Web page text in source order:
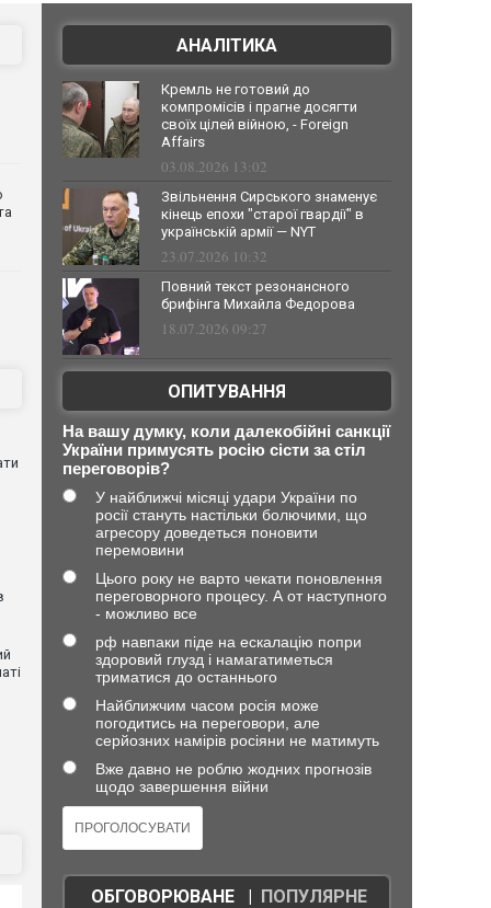
АНАЛІТИКА
Кремль не готовий до
компромісів і прагне досягти
своїх цілей війною, - Foreign
Affairs
03.08.2026 13:02
Звільнення Сирського знаменує
кінець епохи "старої гвардії" в
українській армії — NYT
23.07.2026 10:32
Повний текст резонансного
брифінга Михайла Федорова
18.07.2026 09:27
ОПИТУВАННЯ
На вашу думку, коли далекобійні санкції
України примусять росію сісти за стіл
переговорів?
У найближчі місяці удари України по
росії стануть настільки болючими, що
агресору доведеться поновити
перемовини
Цього року не варто чекати поновлення
переговорного процесу. А от наступного
- можливо все
рф навпаки піде на ескалацію попри
здоровий глузд і намагатиметься
триматися до останнього
Найближчим часом росія може
погодитись на переговори, але
серйозних намірів росіяни не матимуть
Вже давно не роблю жодних прогнозів
щодо завершення війни
ОБГОВОРЮВАНЕ| ПОПУЛЯРНЕ